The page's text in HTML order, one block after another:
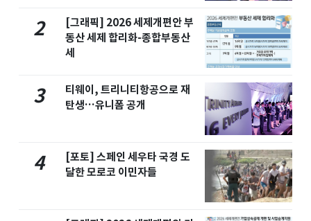
2
[그래픽] 2026 세제개편안 부
동산 세제 합리화-종합부동산
세
3
티웨이, 트리니티항공으로 재
탄생…유니폼 공개
4
[포토] 스페인 세우타 국경 도
달한 모로코 이민자들